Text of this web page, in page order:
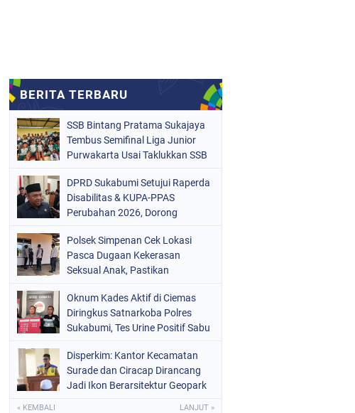
SSB Bintang Pratama Sukajaya
Tembus Semifinal Liga Junior
Purwakarta Usai Taklukkan SSB
DPRD Sukabumi Setujui Raperda
Disabilitas & KUPA-PPAS
Perubahan 2026, Dorong
Polsek Simpenan Cek Lokasi
Pasca Dugaan Kekerasan
Seksual Anak, Pastikan
Oknum Kades Aktif di Ciemas
Diringkus Satnarkoba Polres
Sukabumi, Tes Urine Positif Sabu
Disperkim: Kantor Kecamatan
Surade dan Ciracap Dirancang
Jadi Ikon Berarsitektur Geopark
« KEMBALI LANJUT »